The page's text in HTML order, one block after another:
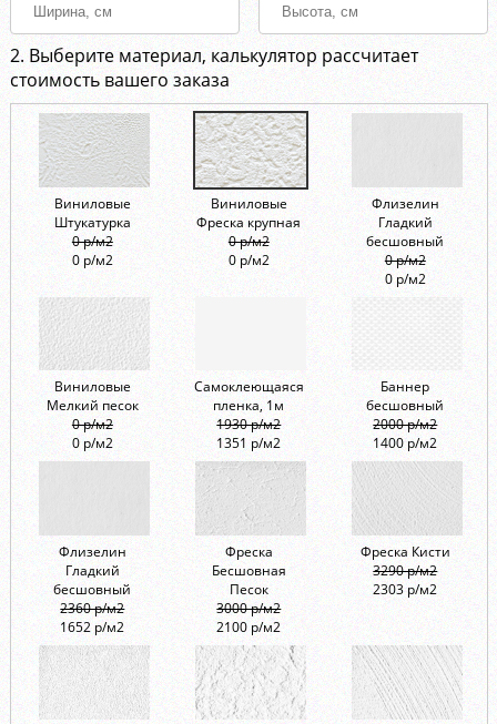
2. Выберите материал, калькулятор рассчитает
стоимость вашего заказа
Виниловые
Штукатурка
0 р/м2
0 р/м2
Виниловые
Фреска крупная
0 р/м2
0 р/м2
Флизелин
Гладкий
бесшовный
0 р/м2
0 р/м2
Виниловые
Мелкий песок
0 р/м2
0 р/м2
Самоклеющаяся
пленка, 1м
1930 р/м2
1351 р/м2
Баннер
бесшовный
2000 р/м2
1400 р/м2
Флизелин
Гладкий
бесшовный
2360 р/м2
1652 р/м2
Фреска
Бесшовная
Песок
3000 р/м2
2100 р/м2
Фреска Кисти
3290 р/м2
2303 р/м2